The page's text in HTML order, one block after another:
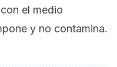
el medio
y no contamina.